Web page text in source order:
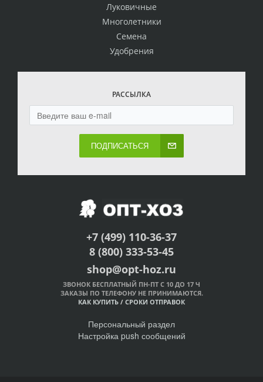
Луковичные
Многолетники
Семена
Удобрения
РАССЫЛКА
ПОДПИСАТЬСЯ
+7 (499) 110-36-37
8 (800) 333-53-45
shop@opt-hoz.ru
ЗВОНОК БЕСПЛАТНЫЙ ПН-ПТ С 10 ДО 17 Ч
ЗАКАЗЫ ПО ТЕЛЕФОНУ НЕ ПРИНИМАЮТСЯ.
КАК КУПИТЬ / СРОКИ ОТПРАВОК
Персональный раздел
Настройка push сообщений